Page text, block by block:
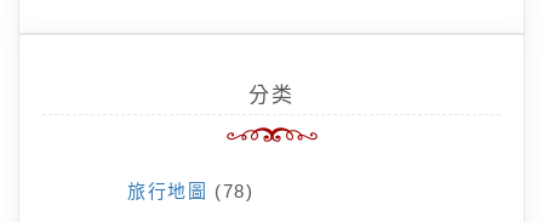
分类
旅行地圖 (78)